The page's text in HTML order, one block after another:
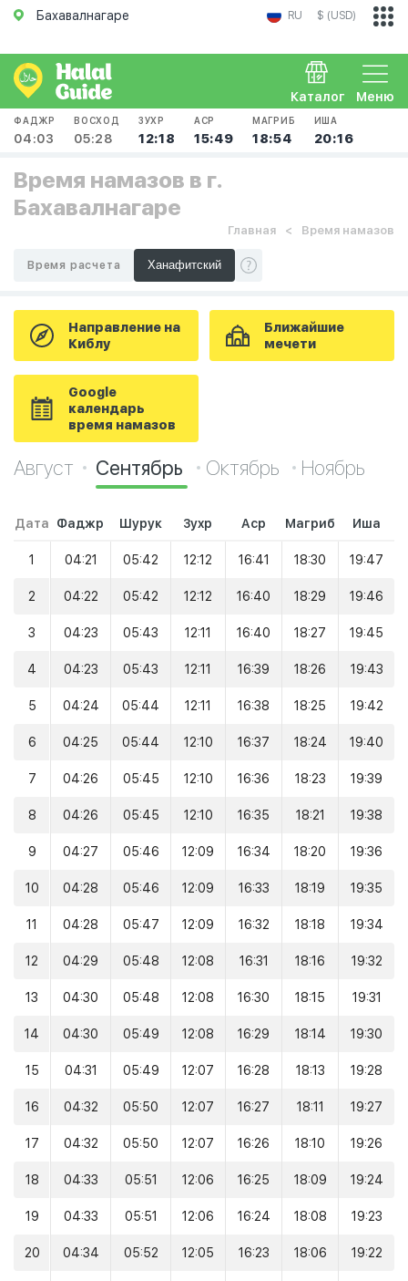
Бахавалнагаре RU $ (USD)
Меню
Каталог
ФАДЖР
04:03
ВОСХОД
05:28
ЗУХР
12:18
АСР
15:49
МАГРИБ
18:54
ИША
20:16
Время намазов в г.
Бахавалнагаре
Главная Время намазов
Время расчета
Направление на
Киблу
Ближайшие
мечети
Google
календарь
время намазов
Август Сентябрь Октябрь Ноябрь
Дата Фаджр Шурук Зухр Аср Магриб Иша
1 04:21 05:42 12:12 16:41 18:30 19:47
2 04:22 05:42 12:12 16:40 18:29 19:46
3 04:23 05:43 12:11 16:40 18:27 19:45
4 04:23 05:43 12:11 16:39 18:26 19:43
5 04:24 05:44 12:11 16:38 18:25 19:42
6 04:25 05:44 12:10 16:37 18:24 19:40
7 04:26 05:45 12:10 16:36 18:23 19:39
8 04:26 05:45 12:10 16:35 18:21 19:38
9 04:27 05:46 12:09 16:34 18:20 19:36
10 04:28 05:46 12:09 16:33 18:19 19:35
11 04:28 05:47 12:09 16:32 18:18 19:34
12 04:29 05:48 12:08 16:31 18:16 19:32
13 04:30 05:48 12:08 16:30 18:15 19:31
14 04:30 05:49 12:08 16:29 18:14 19:30
15 04:31 05:49 12:07 16:28 18:13 19:28
16 04:32 05:50 12:07 16:27 18:11 19:27
17 04:32 05:50 12:07 16:26 18:10 19:26
18 04:33 05:51 12:06 16:25 18:09 19:24
19 04:33 05:51 12:06 16:24 18:08 19:23
20 04:34 05:52 12:05 16:23 18:06 19:22